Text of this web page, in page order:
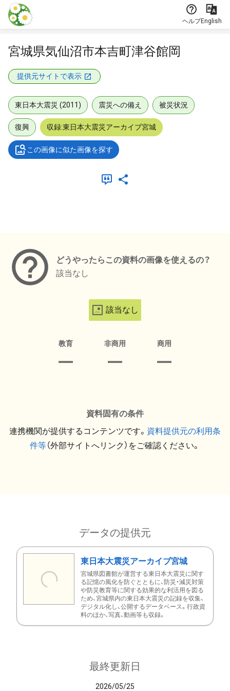
本文に飛ぶ
ヘルプEnglish
宮城県気仙沼市本吉町津谷館岡
提供元サイトで表示
東日本大震災 (2011) 震災への備え 被災状況
復興 収録:東日本大震災アーカイブ宮城
この画像に似た画像を探す
どうやったらこの資料の画像を使えるの？
該当なし
該当なし
教育 非商用 商用
資料固有の条件
連携機関が提供するコンテンツです。 資料提供元の利用条
件等（外部サイトへリンク）をご確認ください。
データの提供元
東日本大震災アーカイブ宮城
宮城県図書館が運営する東日本大震災に関す
る記憶の風化を防ぐとともに、防災・減災対策
や防災教育等に関する効果的な利活用を図る
ため、宮城県内の東日本大震災の記録を収集、
デジタル化し、公開するデータベース。行政資
料のほか、写真、動画等も収録。
最終更新日
2026/05/25